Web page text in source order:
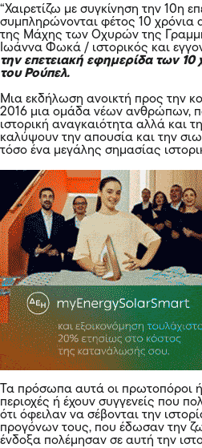
“Χαιρετίζω με συγκίνηση την 10η
συμπληρώνονται φέτος 10
της Μάχης των Οχυρών της
Ιωάννα Φωκά / ιστορικός και
την επετειακή εφημερίδα των
του Ρούπελ.
Μια εκδήλωση ανοικτή προς την
2016 μια ομάδα νέων ανθρώπων,
ιστορική αναγκαιότητα αλλά και
καλύψουν την απουσία και την
τόσο ένα μεγάλης σημασίας
Τα πρόσωπα αυτά οι πρωτοπόροι
περιοχές ή έχουν συγγενείς που
ότι όφειλαν να σέβονται την
προγόνων τους, που έδωσαν την
ένδοξα πολέμησαν σε αυτή την